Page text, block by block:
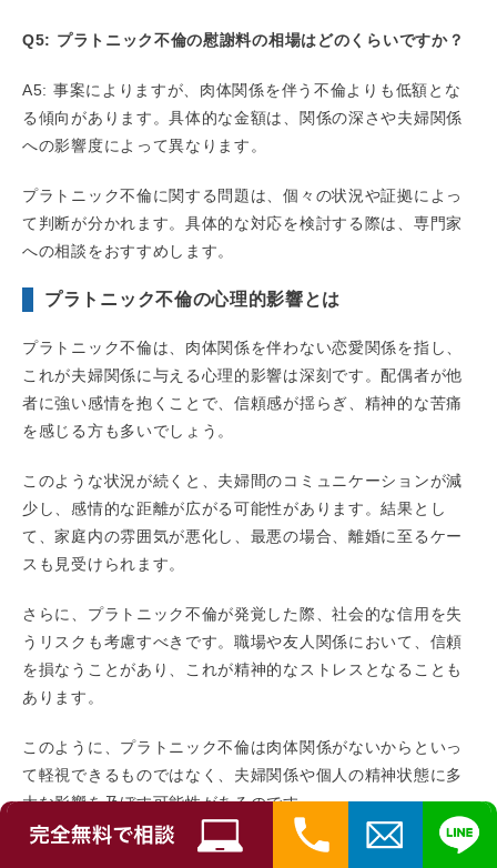
Q5: プラトニック不倫の慰謝料の相場はどのくらいですか？
A5: 事案によりますが、肉体関係を伴う不倫よりも低額とな
る傾向があります。具体的な金額は、関係の深さや夫婦関係
への影響度によって異なります。
プラトニック不倫に関する問題は、個々の状況や証拠によっ
て判断が分かれます。具体的な対応を検討する際は、専門家
への相談をおすすめします。
プラトニック不倫の心理的影響とは
プラトニック不倫は、肉体関係を伴わない恋愛関係を指し、
これが夫婦関係に与える心理的影響は深刻です。配偶者が他
者に強い感情を抱くことで、信頼感が揺らぎ、精神的な苦痛
を感じる方も多いでしょう。
このような状況が続くと、夫婦間のコミュニケーションが減
少し、感情的な距離が広がる可能性があります。結果とし
て、家庭内の雰囲気が悪化し、最悪の場合、離婚に至るケー
スも見受けられます。
さらに、プラトニック不倫が発覚した際、社会的な信用を失
うリスクも考慮すべきです。職場や友人関係において、信頼
を損なうことがあり、これが精神的なストレスとなることも
あります。
このように、プラトニック不倫は肉体関係がないからといっ
て軽視できるものではなく、夫婦関係や個人の精神状態に多
大な影響を及ぼす可能性があるのです。